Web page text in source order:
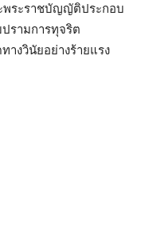
พระราชบัญญัติประกอบ
รามการทุจริต
างวินัยอย่างร้ายแรง